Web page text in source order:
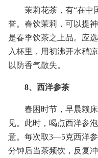
茉莉花茶，有“在中
誉。春饮茉莉，可以提
是春季饮茶之上品。应
入杯里，用初沸开水稍
以防香气散失。
8、西洋参茶
春困时节，早晨赖
见。此时，喝点西洋参
意。每次取3—5克西洋
分钟后当茶频饮，反复